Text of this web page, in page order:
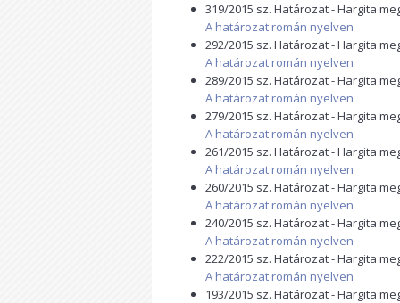
319/2015 sz. Határozat - Hargita
A határozat román nyelven
292/2015 sz. Határozat - Hargita
A határozat román nyelven
289/2015 sz. Határozat - Hargita
A határozat román nyelven
279/2015 sz. Határozat - Hargita
A határozat román nyelven
261/2015 sz. Határozat - Hargita
A határozat román nyelven
260/2015 sz. Határozat - Hargita
A határozat román nyelven
240/2015 sz. Határozat - Hargita
A határozat román nyelven
222/2015 sz. Határozat - Hargita
A határozat román nyelven
193/2015 sz. Határozat - Hargita